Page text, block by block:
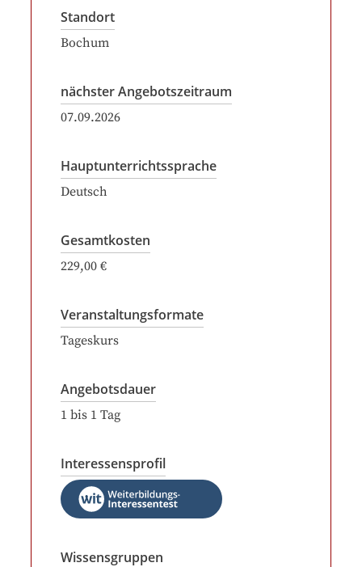
Standort
Bochum
nächster Angebotszeitraum
07.09.2026
Hauptunterrichtssprache
Deutsch
Gesamtkosten
229,00 €
Veranstaltungsformate
Tageskurs
Angebotsdauer
1 bis 1 Tag
Interessensprofil
Wissensgruppen